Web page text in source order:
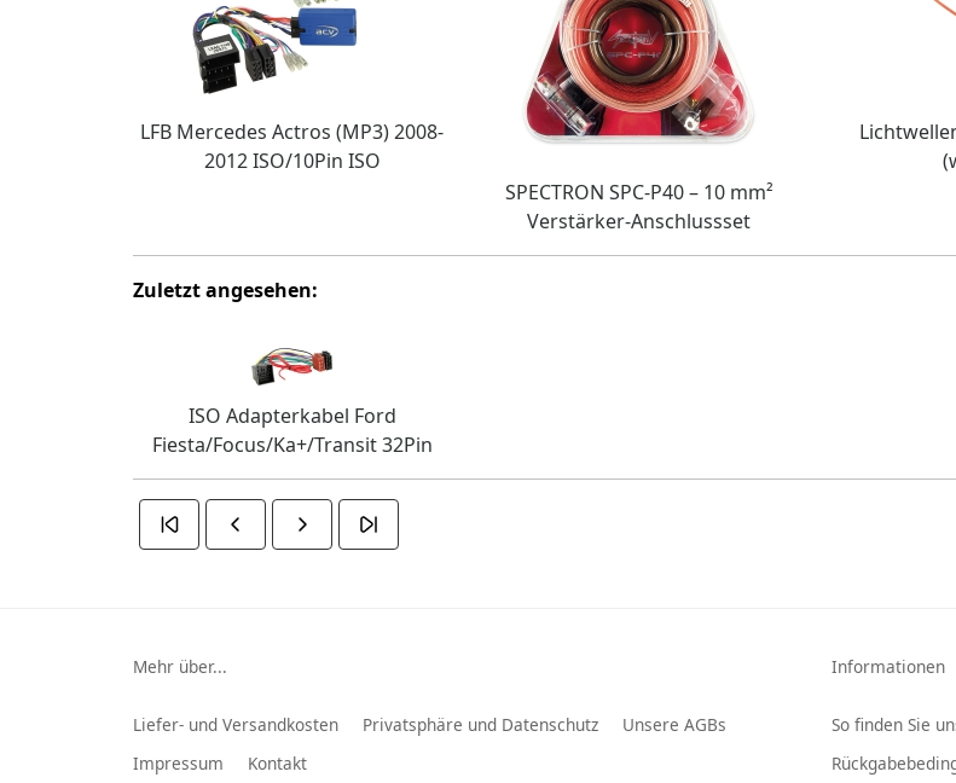
LFB Mercedes Actros (MP3) 2008-
2012 ISO/10Pin ISO
SPECTRON SPC-P40 – 10 mm²
Verstärker-Anschlussset
Zuletzt angesehen:
ISO Adapterkabel Ford
Fiesta/Focus/Ka+/Transit 32Pin
Mehr über...
Liefer- und Versandkosten Privatsphäre und Datenschutz
Unsere AGBs
Impressum
Kontakt
Informationen
So finden Sie